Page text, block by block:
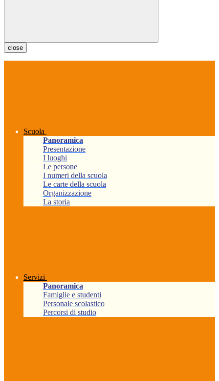
close
Scuola
Panoramica
Presentazione
I luoghi
Le persone
I numeri della scuola
Le carte della scuola
Organizzazione
La storia
Servizi
Panoramica
Famiglie e studenti
Personale scolastico
Percorsi di studio